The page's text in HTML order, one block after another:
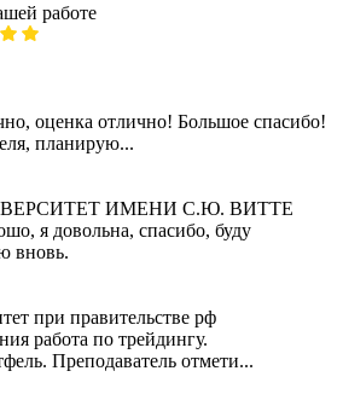
работе
оценка отлично! Большое спасибо!
планирую...
ИМЕНИ С.Ю. ВИТТЕ
я довольна, спасибо, буду
вновь.
при правительстве рф
работа по трейдингу.
Преподаватель отмети...